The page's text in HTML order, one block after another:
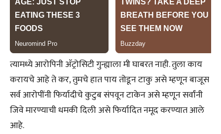
त्यामध्ये आरोपिनी अ‍ॅट्रोसिटी गुन्ह्याला मी घाबरत नाही. तुला काय
करायचे आहे ते कर, तुमचे हात पाय तोडून टाकु असे म्हणून बाजूस
सर्व आरोपींनी फिर्यादीचे कुटुब संपवून टाकेन असे म्हणून सर्वांनी
जिवे मारण्याची धमकी दिली असे फिर्यादित नमूद करण्यात आले
आहे.